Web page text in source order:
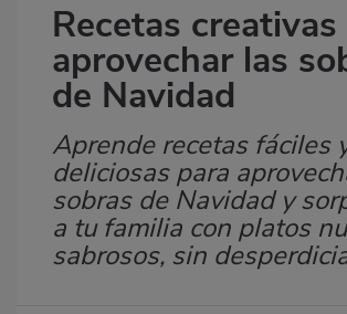
Recetas
aprovechar las
de Navidad
Subtítulo
Aprende recetas fáciles
deliciosas para
sobras de Navidad y
a tu familia con platos
sabrosos, sin